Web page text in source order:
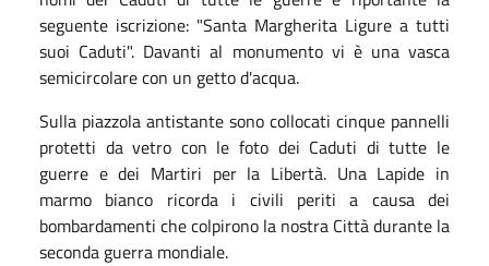
seguente iscrizione: "Santa Margherita Ligure a tutti
suoi Caduti". Davanti al monumento vi è una vasca
semicircolare con un getto d'acqua.
Sulla piazzola antistante sono collocati cinque pannelli
protetti da vetro con le foto dei Caduti di tutte le
guerre e dei Martiri per la Libertà. Una Lapide in
marmo bianco ricorda i civili periti a causa dei
bombardamenti che colpirono la nostra Città durante la
seconda guerra mondiale.